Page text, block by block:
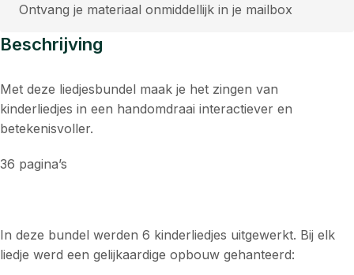
Ontvang je materiaal onmiddellijk in je mailbox
Beschrijving
Met deze liedjesbundel maak je het zingen van
kinderliedjes in een handomdraai interactiever en
betekenisvoller.
36 pagina’s
In deze bundel werden 6 kinderliedjes uitgewerkt. Bij elk
liedje werd een gelijkaardige opbouw gehanteerd: